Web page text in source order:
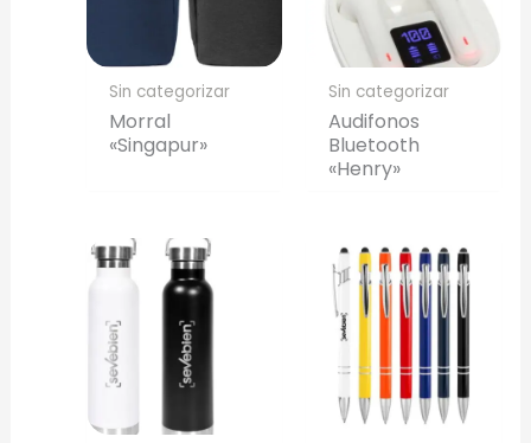
Sin categorizar
Morral
«Singapur»
Sin categorizar
Audifonos
Bluetooth
«Henry»